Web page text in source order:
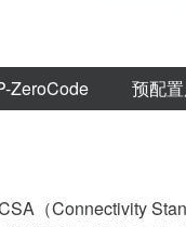
ZeroCode 预配
（Connectivity